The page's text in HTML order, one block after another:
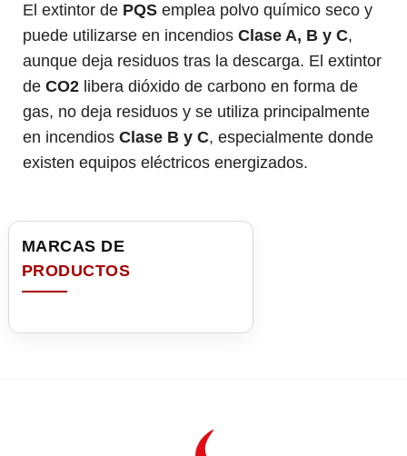
El extintor de PQSemplea polvo químico seco y
puede utilizarse en incendios Clase A, B y C,
aunque deja residuos tras la descarga. El extintor
de CO2libera dióxido de carbono en forma de
gas, no deja residuos y se utiliza principalmente
en incendios Clase B y C, especialmente donde
existen equipos eléctricos energizados.